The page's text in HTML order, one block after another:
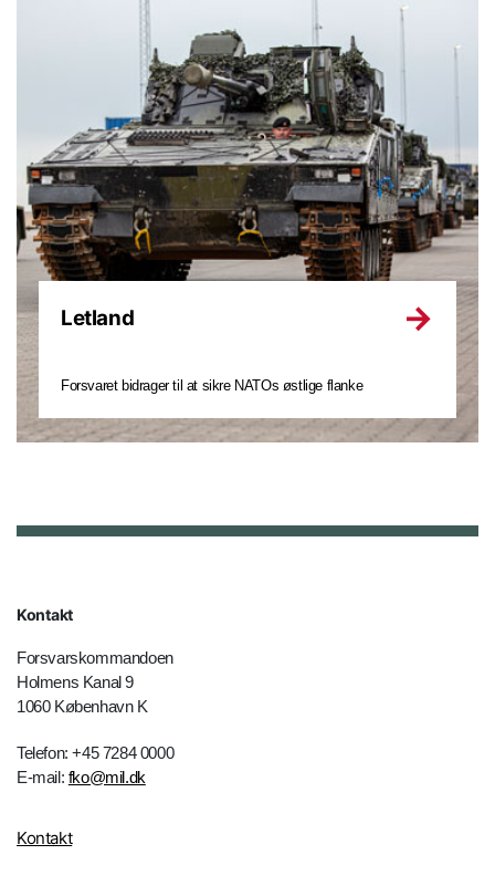
Letland
Forsvaret bidrager til at sikre NATOs østlige flanke
Kontakt
Forsvarskommandoen
Holmens Kanal 9
1060 København K
Telefon: +45 7284 0000
E-mail: fko@mil.dk
Kontakt